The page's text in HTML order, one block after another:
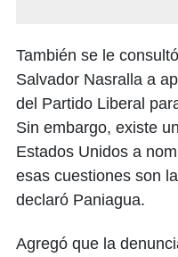
También se le
Salvador Nasralla a
del Partido Liberal
Sin embargo, existe
Estados Unidos a
esas cuestiones son
declaró Paniagua.
Agregó que la